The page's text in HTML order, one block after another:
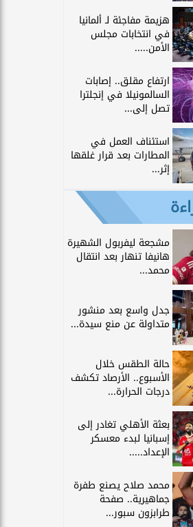
هزيمة مفاجئة لـ ألمانيا
في انتخابات مجلس
الأمن.....
ارتفاع مقلق.. إصابات
السالمونيلا في إنجلترا
تصل إلى...
استئناف العمل في
المطارات بعد قرار غلقها
إثر...
مشجعة ليفربول الشهيرة
هانيفا تنهار بعد انتقال
محمد...
جدل واسع بعد منشور
متداولة عن منع سيدة...
حالة الطقس خلال
الأسبوع.. الأرصاد تكشف
درجات الحرارة...
بعثة الأهلي تغادر إلى
إسبانيا لبدء معسكر
الإعداد.....
محمد صلاح يصنع طفرة
جماهيرية.. صفحة
طرابزون سبور...